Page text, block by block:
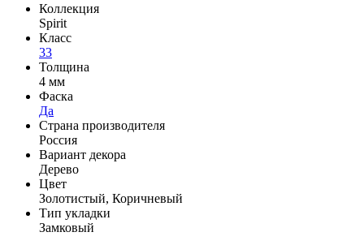
Коллекция
Spirit
Класс
33
Толщина
4 мм
Фаска
Да
Страна производителя
Россия
Вариант декора
Дерево
Цвет
Золотистый, Коричневый
Тип укладки
Замковый